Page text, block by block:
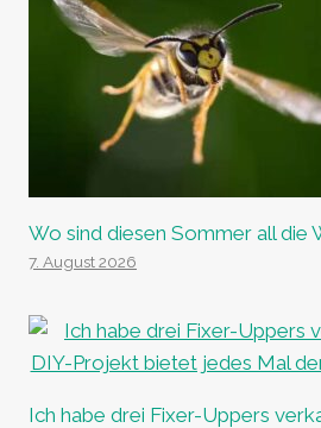
Wo sind diesen Sommer all die
7. August 2026
Ich habe drei Fixer-Uppers